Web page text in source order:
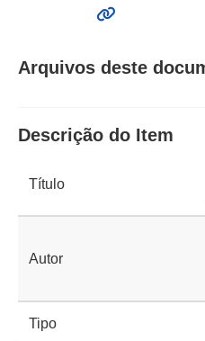
Arquivos deste
Descrição do Item
Título
Autor
Tipo